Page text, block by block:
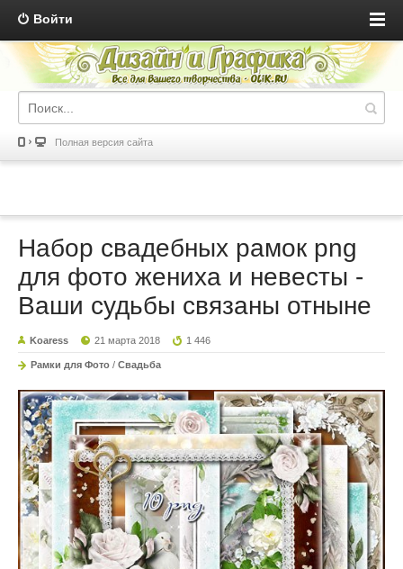
Войти
Полная версия сайта
Набор свадебных рамок png
для фото жениха и невесты -
Ваши судьбы связаны отныне
Koaress 21 марта 2018 1 446
Рамки для Фото / Свадьба